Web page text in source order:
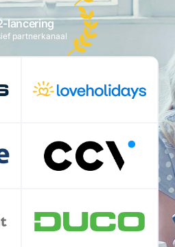
lancering
partnerkanaal